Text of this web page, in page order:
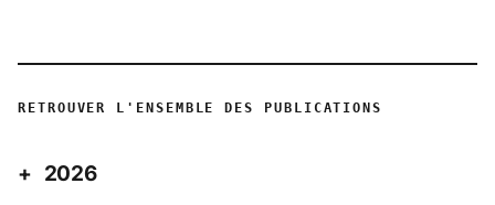
RETROUVER L'ENSEMBLE DES PUBLICATIONS
2026